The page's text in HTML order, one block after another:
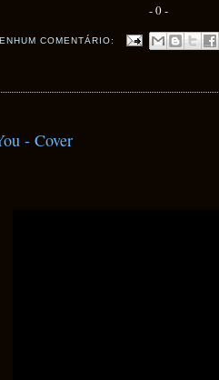
- 0 -
COMENTÁRIO:
- Cover